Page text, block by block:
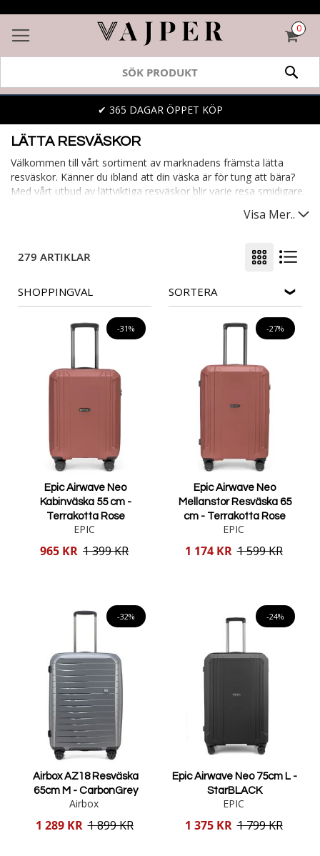
0
✔ 365 DAGAR ÖPPET KÖP
LÄTTA RESVÄSKOR
Välkommen till vårt sortiment av marknadens främsta lätta
resväskor. Känner du ibland att din väska är för tung att bära?
Med vårt utbud av lättviktiga resväskor blir varje resa smidigare.
utan onödig tyngd. Bland vårt utbud hittar du lätta kabinväskor,
väska gör varje resa behagligare, oavsett var du ska.
Visa Mer..
279 ARTIKLAR
SHOPPINGVAL SORTERA
-31%
Epic Airwave Neo
Kabinväska 55 cm -
Terrakotta Rose
EPIC
Reducerat
965 KR 1 399 KR
-27%
Epic Airwave Neo
Mellanstor Resväska 65
cm - Terrakotta Rose
EPIC
Reducerat
1 174 KR 1 599 KR
-32%
Airbox AZ18 Resväska
65cm M - CarbonGrey
Airbox
Reducerat
1 289 KR 1 899 KR
-24%
Epic Airwave Neo 75cm L -
StarBLACK
EPIC
Reducerat
1 375 KR 1 799 KR